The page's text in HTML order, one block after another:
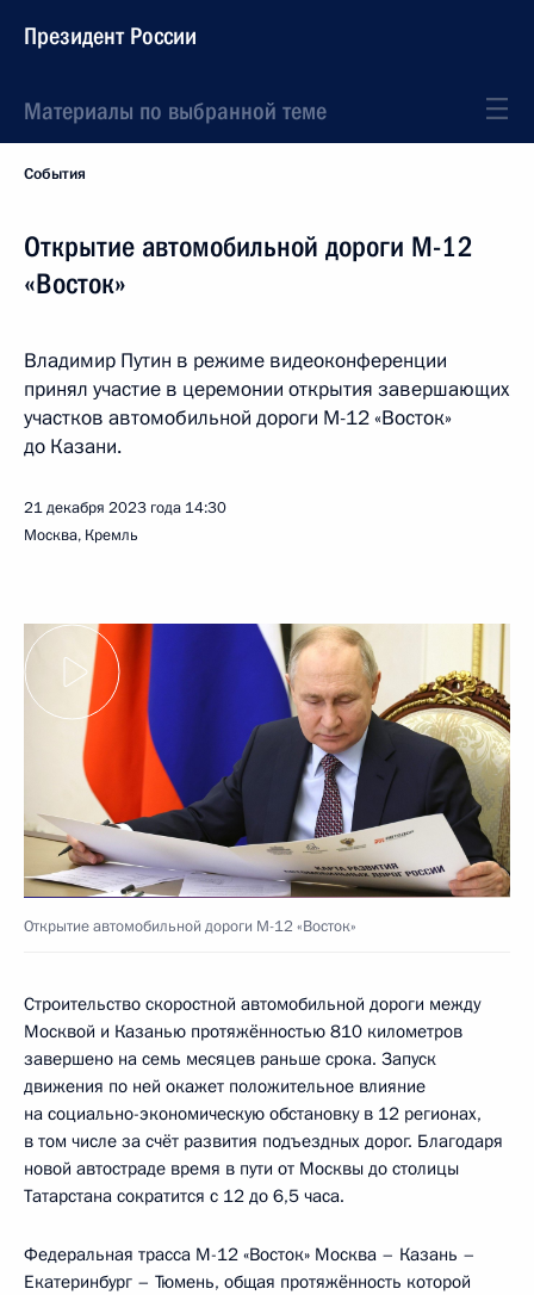
Президент России
Материалы по выбранной теме
События
Открытие автомобильной дороги М-12
«Восток»
Владимир Путин в режиме видеоконференции
принял участие в церемонии открытия завершающих
участков автомобильной дороги М-12 «Восток»
до Казани.
21 декабря 2023 года 14:30
Москва, Кремль
Открытие автомобильной дороги М-12 «Восток»
Строительство скоростной автомобильной дороги между
Москвой и Казанью протяжённостью 810 километров
завершено на семь месяцев раньше срока. Запуск
движения по ней окажет положительное влияние
на социально-экономическую обстановку в 12 регионах,
в том числе за счёт развития подъездных дорог. Благодаря
новой автостраде время в пути от Москвы до столицы
Татарстана сократится с 12 до 6,5 часа.
Федеральная трасса М-12 «Восток» Москва – Казань –
Екатеринбург – Тюмень, общая протяжённость которой